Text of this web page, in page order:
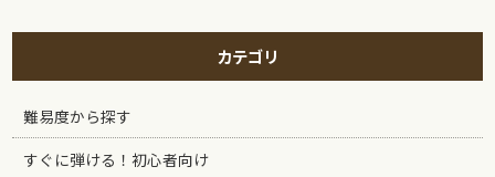
カテゴリ
難易度から探す
すぐに弾ける！初心者向け